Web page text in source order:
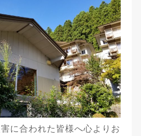
に合われた皆様へ心よりお